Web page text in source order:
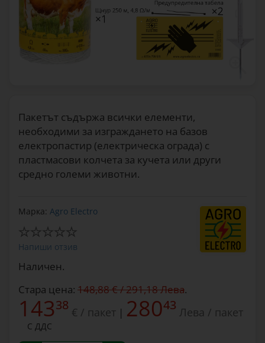
Пакетът съдържа всички елементи,
необходими за изграждането на базов
електропастир (електрическа ограда) с
пластмасови колчета за кучета или други
средно големи животни.
Марка: Agro Electro
Напиши отзив
Наличен.
Стара цена: 148,88 € / 291,18 Лева.
14338 € / пакет | 28043 Лева / пакет
С ДДС